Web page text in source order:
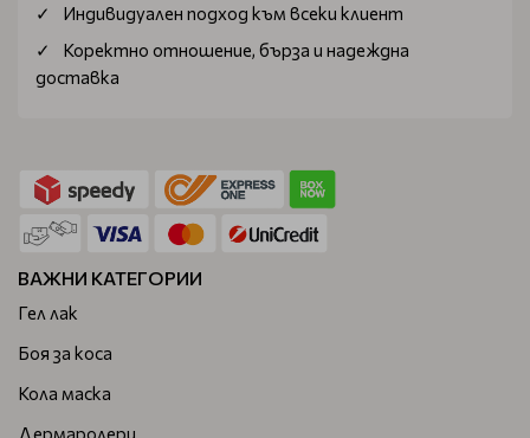
Индивидуален подход към всеки клиент
Коректно отношение, бърза и надеждна
доставка
ВАЖНИ КАТЕГОРИИ
Гел лак
Боя за коса
Кола маска
Дермаролери